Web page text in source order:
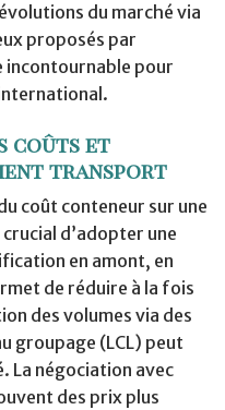
du marché via
proposés par
incontournable pour
coûts et
transport
coût conteneur sur une
d’adopter une
en amont, en
de réduire à la fois
des volumes via des
groupage (LCL) peut
La négociation avec
des prix plus